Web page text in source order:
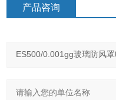
产品咨询